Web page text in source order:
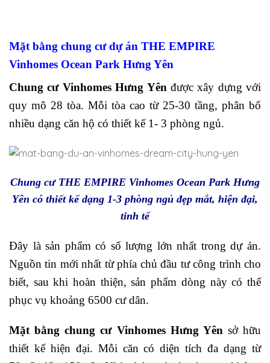
Mặt bằng chung cư dự án THE EMPIRE
Vinhomes Ocean Park Hưng Yên
Chung cư Vinhomes Hưng Yên được xây dựng với
quy mô 28 tòa. Mỗi tòa cao từ 25-30 tầng, phân bổ
nhiều dạng căn hộ có thiết kế 1- 3 phòng ngủ.
Chung cư THE EMPIRE Vinhomes Ocean Park Hưng
Yên có thiết kế dạng 1-3 phòng ngủ đẹp mắt, hiện đại,
tinh tế
Đây là sản phẩm có số lượng lớn nhất trong dự án.
Nguồn tin mới nhất từ phía chủ đầu tư công trình cho
biết, sau khi hoàn thiện, sản phẩm dòng này có thể
phục vụ khoảng 6500 cư dân.
Mặt bằng chung cư Vinhomes Hưng Yênsở hữu
thiết kế hiện đại. Mỗi căn có diện tích đa dạng từ